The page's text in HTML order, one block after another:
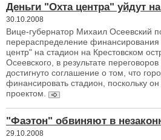
Деньги "Охта центра" уйдут
30.10.2008
Вице-губернатор Михаил Осеевский
перераспределение финансирования
центр" на стадион на Крестовском
Осеевского, в результате
достигнуто соглашение о том, что
финансировать стадион, поскольку
проектом.
"Фаэтон" обвиняют в
29.10.2008